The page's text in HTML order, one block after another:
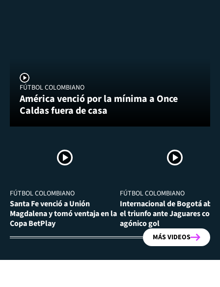
FÚTBOL COLOMBIANO
América venció por la mínima a Once
Caldas fuera de casa
FÚTBOL COLOMBIANO
Santa Fe venció a Unión
Magdalena y tomó ventaja en la
Copa BetPlay
FÚTBOL COLOMBIANO
Internacional de Bogotá
el triunfo ante Jaguares con
agónico gol
MÁS VIDEOS